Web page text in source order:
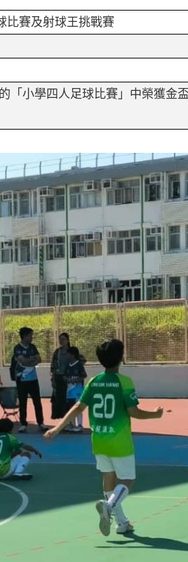
比賽及射球王挑戰賽
「小學四人足球比賽」中榮獲金